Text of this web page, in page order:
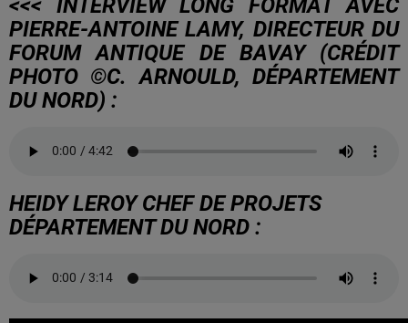
PIERRE-ANTOINE LAMY, DIRECTEUR DU
FORUM ANTIQUE DE BAVAY (CRÉDIT
PHOTO ©C. ARNOULD, DÉPARTEMENT
DU NORD) :
HEIDY LEROY CHEF DE PROJETS
DÉPARTEMENT DU NORD :